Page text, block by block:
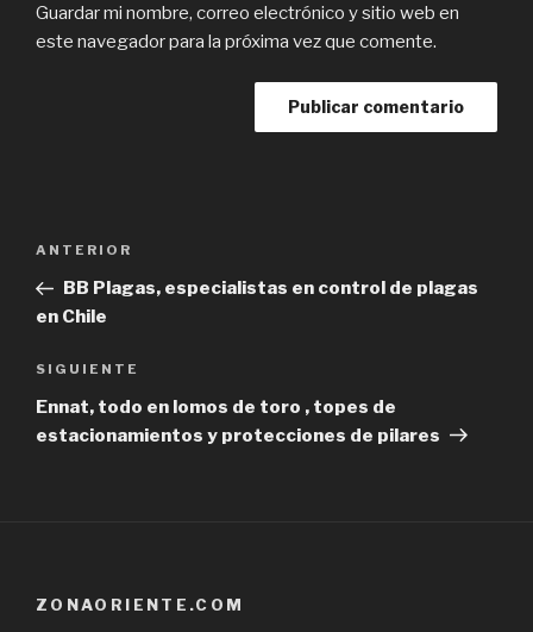
Guardar mi nombre, correo electrónico y sitio web en
este navegador para la próxima vez que comente.
entradas
Previous
Post
ANTERIOR
BB Plagas, especialistas en control de plagas
en Chile
Next
Post
SIGUIENTE
Ennat, todo en lomos de toro , topes de
estacionamientos y protecciones de pilares
ZONAORIENTE.COM